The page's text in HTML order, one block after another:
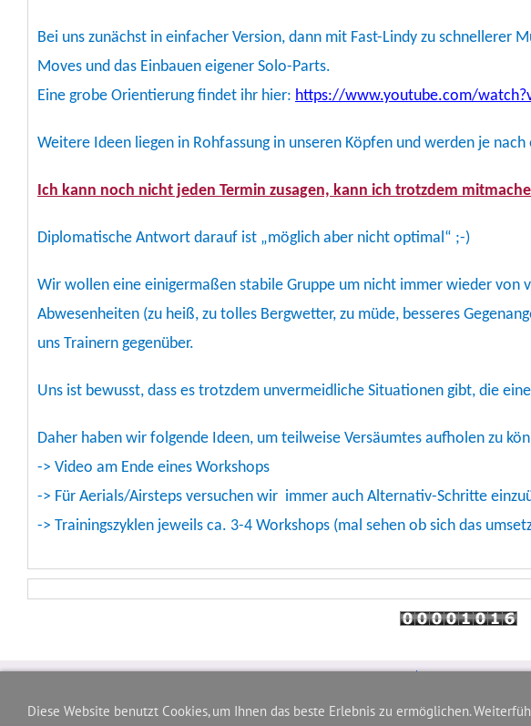
Bei uns zunächst in einfacher Version, dann mit Fast-Lindy zu schnellerer
Moves und das Einbauen eigener Solo-Parts.
Eine grobe Orientierung findet ihr hier: https://www.youtube.com/
Weitere Ideen liegen in Rohfassung in unseren Köpfen und werden je
Ich kann noch nicht jeden Termin zusagen, kann ich trotzdem
Diplomatische Antwort darauf ist „möglich aber nicht optimal“ ;-)
Wir wollen eine einigermaßen stabile Gruppe um nicht immer wieder von
Abwesenheiten (zu heiß, zu tolles Bergwetter, zu müde, besseres
uns Trainern gegenüber.
Uns ist bewusst, dass es trotzdem unvermeidliche Situationen gibt, die
Daher haben wir folgende Ideen, um teilweise Versäumtes aufholen zu
-> Video am Ende eines Workshops
-> Für Aerials/Airsteps versuchen wir immer auch Alternativ-Schritte
-> Trainingszyklen jeweils ca. 3-4 Workshops (mal sehen ob sich das
Boogie Magic's für Ihre Show buchen
Diese Website benutzt Cookies, um Ihnen das beste Erlebnis zu ermöglichen.